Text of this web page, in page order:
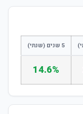
5 שנים (שנתי)
14.6%